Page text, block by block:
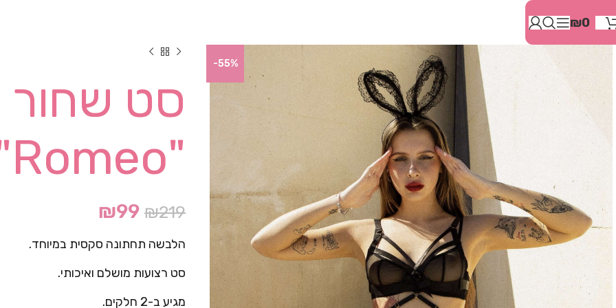
זֶה
מַעֲרֶכֶת
לְהַנְגָּשָׁת
אָתָרִים".
לִנְגִישׁוּת
תַּפְרִיט
הֵנְּגִישׁוּת
ALT+0
₪0
-55%
סט שחור
"Romeo"
₪219
₪99
הלבשה תחתונה סקסית במיוחד.
סט רצועות מושלם ואיכותי.
מגיע ב-2 חלקים.